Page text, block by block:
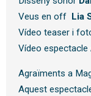
Veus en offLia
Vídeo teaser i
Vídeo espectacle
Agraïments a
Aquest